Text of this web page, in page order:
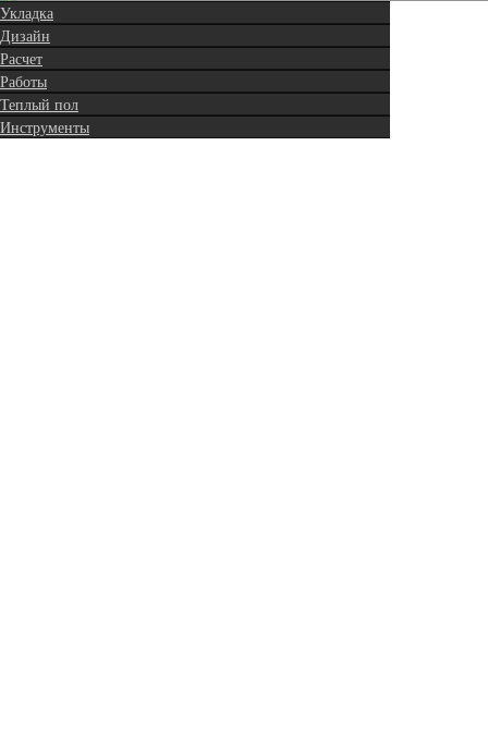
Укладка
Дизайн
Расчет
Работы
Теплый пол
Инструменты